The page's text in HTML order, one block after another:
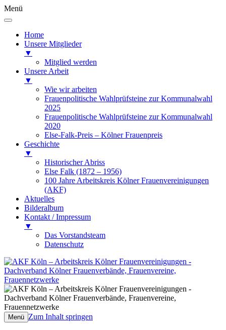
Menü
Home
Unsere Mitglieder
▼
Mitglied werden
Unsere Arbeit
▼
Wie wir arbeiten
Frauenpolitische Wahlprüfsteine zur Kommunalwahl
2025
Frauenpolitische Wahlprüfsteine zur Kommunalwahl
2020
Else-Falk-Preis – Kölner Frauenpreis
Geschichte
▼
Historischer Abriss
Else Falk (1872 – 1956)
100 Jahre Arbeitskreis Kölner Frauenvereinigungen
(AKF)
Aktuelles
Bilderalbum
Kontakt / Impressum
▼
Das Vorstandsteam
Datenschutz
AKF Köln – Arbeitskreis Kölner
Frauenvereinigungen
Dachverband Kölner Frauenverbände,
Frauenvereine, Frauennetzwerke
Menü Zum Inhalt springen